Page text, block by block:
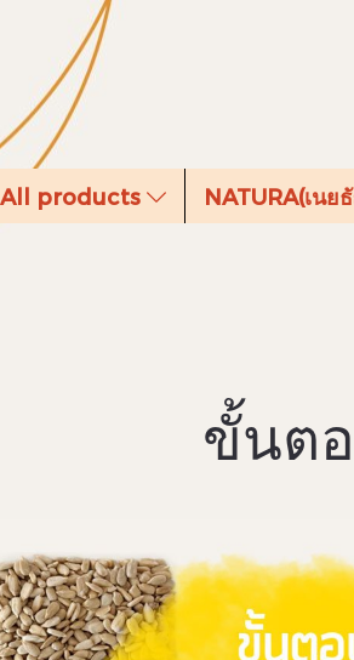
All products NATURA(เนย
ขั้นต